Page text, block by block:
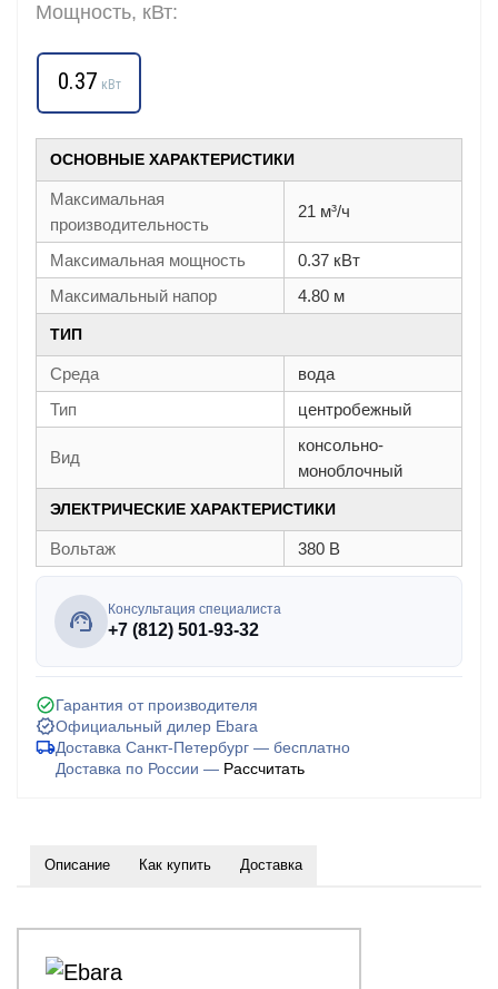
Мощность, кВт:
0.37 кВт
ОСНОВНЫЕ ХАРАКТЕРИСТИКИ
Максимальная
производительность
21 м³/ч
Максимальная мощность
0.37 кВт
Максимальный напор
4.80 м
ТИП
Среда
вода
Тип
центробежный
Вид
консольно-
моноблочный
ЭЛЕКТРИЧЕСКИЕ ХАРАКТЕРИСТИКИ
Вольтаж 380 В
Консультация специалиста
+7 (812) 501-93-32
Гарантия от производителя
Официальный дилер Ebara
Доставка Санкт-Петербург — бесплатно
Доставка по России — Рассчитать
Описание Как купить Доставка